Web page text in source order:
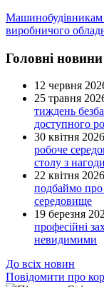
Машинобудівникам
виробничого
Головні новини
12 червня
25 травня
тиждень
доступного
30 квітня 2026
робоче
столу з
22 квітня 2026
подбаймо про
середовище
19 березня
професійні
невидимими
До всіх новин
Повідомити про